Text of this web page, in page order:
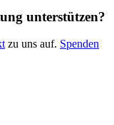
unterstützen?
zu uns auf. Spenden